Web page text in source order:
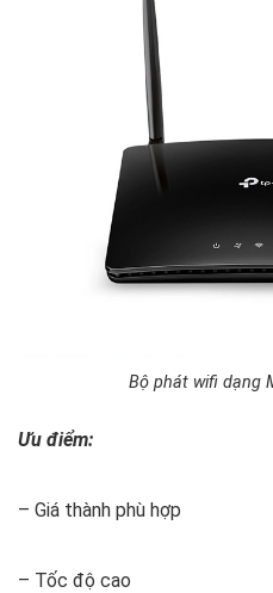
Bộ phát wifi dạng
Ưu điểm:
– Giá thành phù hợp
– Tốc độ cao